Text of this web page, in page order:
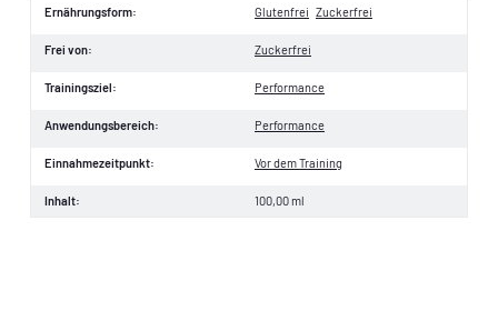
Ernährungsform: Glutenfrei Zuckerfrei
Frei von: Zuckerfrei
Trainingsziel: Performance
Anwendungsbereich: Performance
Einnahmezeitpunkt: Vor dem Training
Inhalt: 100,00 ml